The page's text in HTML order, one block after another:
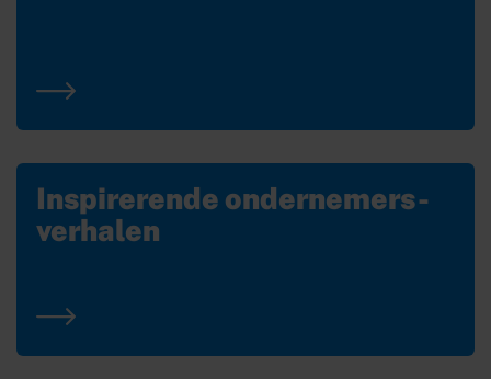
Inspirerende ondernemers-
verhalen